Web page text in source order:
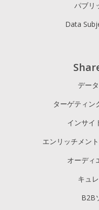
デー
ターゲティン
インサイ
エンリッチメン
オーディ
キュ
B2B
パブリ
Data